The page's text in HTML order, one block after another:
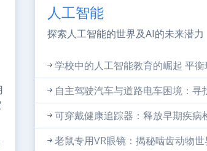
人工智能
探索人工智能的世界及AI的未来潜力
学校中的人工智能教育的崛起 平衡
自主驾驶汽车与道路电车困境：寻
可穿戴健康追踪器：释放早期疾病
老鼠专用VR眼镜：揭秘啮齿动物世